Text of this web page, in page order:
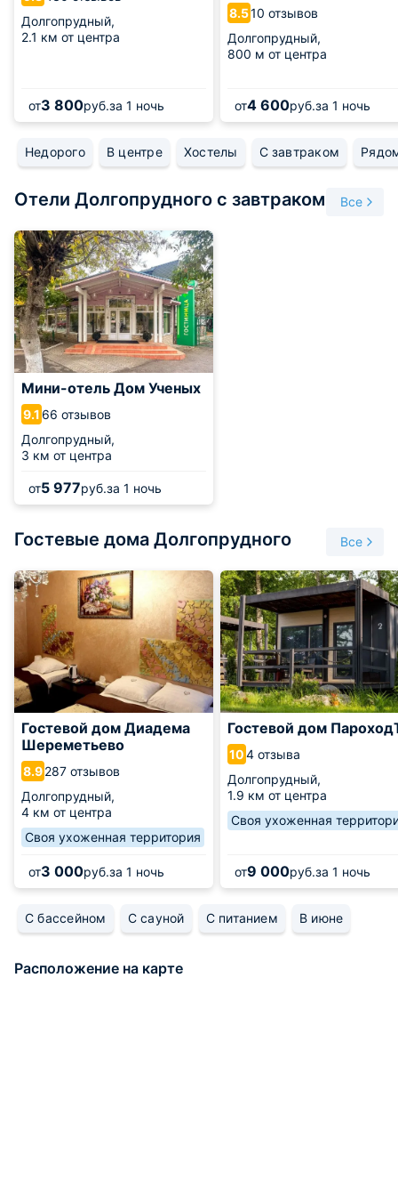
Долгопрудный,
2.1 км от центра
от3 800руб.за 1 ночь
8.510 отзывов
Долгопрудный,
800 м от центра
от4 600руб.за 1 ночь
Недорого В центре Хостелы С завтраком
Отели Долгопрудного с завтраком Все
Мини-отель Дом Ученых
9.1 66 отзывов
Долгопрудный,
3 км от центра
от5 977руб.за 1 ночь
Гостевые дома Долгопрудного Все
Гостевой дом Диадема
Шереметьево
8.9287 отзывов
Долгопрудный,
4 км от центра
Своя ухоженная территория
от3 000руб.за 1 ночь
Гостевой дом
104 отзыва
Долгопрудный,
1.9 км от центра
Своя ухоженная
от9 000руб.за 1 ночь
С бассейном С сауной С питанием В июне
Расположение на карте